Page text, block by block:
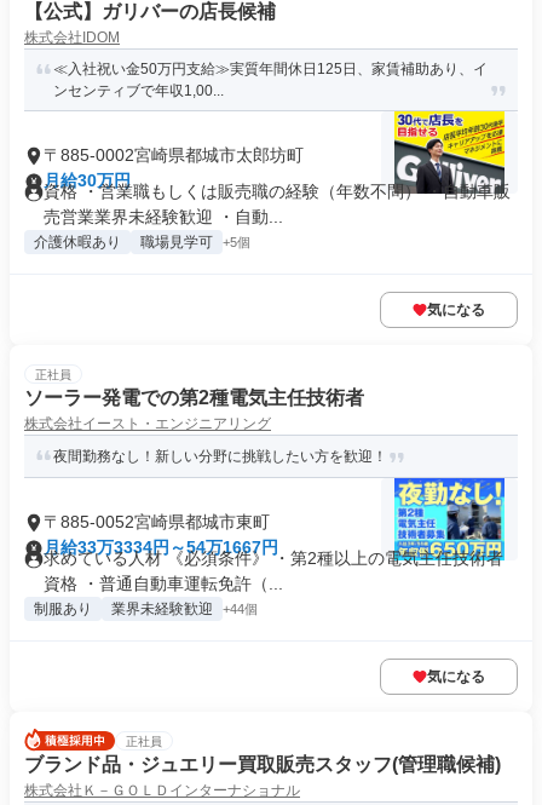
【公式】ガリバーの店長候補
株式会社IDOM
≪入社祝い金50万円支給≫実質年間休日125日、家賃補助あり、イ
ンセンティブで年収1,00...
〒885-0002宮崎県都城市太郎坊町
月給30万円
資格 ・営業職もしくは販売職の経験（年数不問） ・自動車販
売営業業界未経験歓迎 ・自動...
介護休暇あり 職場見学可 +5個
気になる
正社員
ソーラー発電での第2種電気主任技術者
株式会社イースト・エンジニアリング
夜間勤務なし！新しい分野に挑戦したい方を歓迎！
〒885-0052宮崎県都城市東町
月給33万3334円～54万1667円
求めている人材 《必須条件》 ・第2種以上の電気主任技術者
資格 ・普通自動車運転免許（...
制服あり 業界未経験歓迎 +44個
気になる
正社員
ブランド品・ジュエリー買取販売スタッフ(管理職候補)
株式会社Ｋ－ＧＯＬＤインターナショナル